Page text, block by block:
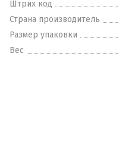
Штрих код
Страна производитель
Размер упаковки
Вес